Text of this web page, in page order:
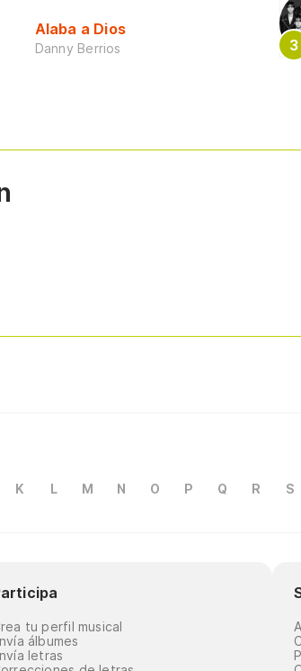
Alaba a Dios
Danny Berrios
K L M N O P Q R S
tu perfil musical
álbumes
letras